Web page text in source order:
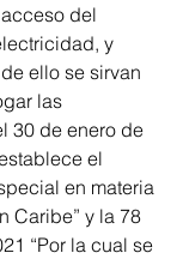
del
y
ello se sirvan
las
30 de enero de
el
en materia
Caribe” y la 78
“Por la cual se